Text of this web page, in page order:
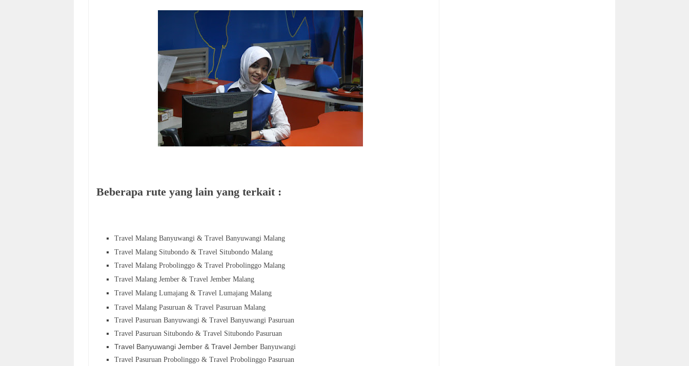
Beberapa rute yang lain yang terkait :
Travel Malang Banyuwangi & Travel Banyuwangi Malang
Travel Malang Situbondo & Travel Situbondo Malang
Travel Malang Probolinggo & Travel Probolinggo Malang
Travel Malang Jember & Travel Jember Malang
Travel Malang Lumajang & Travel Lumajang Malang
Travel Malang Pasuruan & Travel Pasuruan Malang
Travel Pasuruan Banyuwangi & Travel Banyuwangi Pasuruan
Travel Pasuruan Situbondo & Travel Situbondo Pasuruan
Travel Banyuwangi Jember & Travel Jember Banyuwangi
Travel Pasuruan Probolinggo & Travel Probolinggo Pasuruan